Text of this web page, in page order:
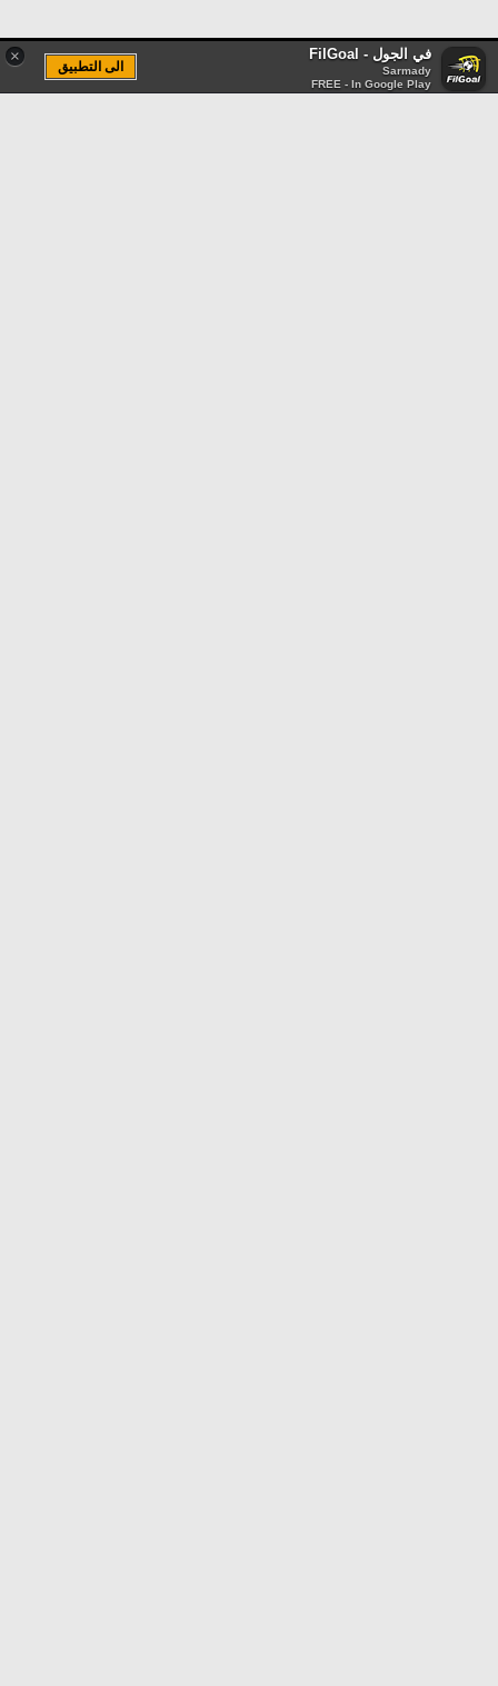
× في الجول - FilGoal
Sarmady
FREE - In Google Play
الى التطبيق